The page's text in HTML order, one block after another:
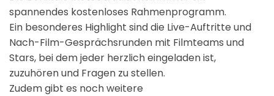
spannendes kostenloses Rahmenprogramm.
Ein besonderes Highlight sind die Live-Auftritte und
Nach-Film-Gesprächsrunden mit Filmteams und
Stars, bei dem jeder herzlich eingeladen ist,
zuzuhören und Fragen zu stellen.
Zudem gibt es noch weitere